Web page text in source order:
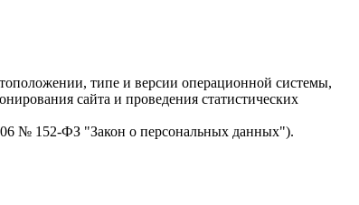
типе и версии операционной системы,
сайта и проведения статистических
№ 152-ФЗ "Закон о персональных данных").